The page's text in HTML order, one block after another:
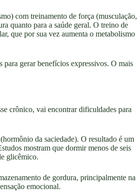
com treinamento de força (musculação,
quanto para a saúde geral. O treino de
que por sua vez aumenta o metabolismo
para gerar benefícios expressivos. O mais
crônico, vai encontrar dificuldades para
da saciedade). O resultado é um
mostram que dormir menos de seis
glicêmico.
de gordura, principalmente na
emocional.